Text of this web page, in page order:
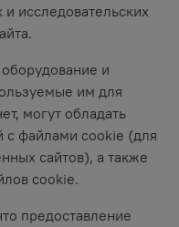
и исследовательских
и
им для
могут обладать
с файлами cookie (для
сайтов), а также
cookie.
предоставление